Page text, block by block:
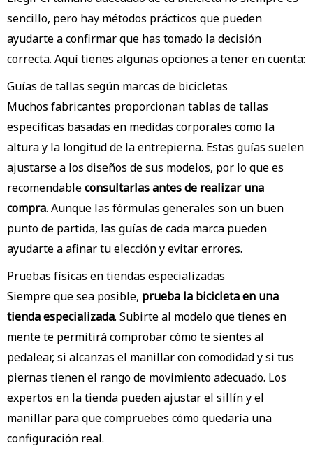
sencillo, pero hay métodos prácticos que pueden
ayudarte a confirmar que has tomado la decisión
correcta. Aquí tienes algunas opciones a tener en cuenta:
Guías de tallas según marcas de bicicletas
Muchos fabricantes proporcionan tablas de tallas
específicas basadas en medidas corporales como la
altura y la longitud de la entrepierna. Estas guías suelen
ajustarse a los diseños de sus modelos, por lo que es
recomendableconsultarlas antes de realizar una
compra. Aunque las fórmulas generales son un buen
punto de partida, las guías de cada marca pueden
ayudarte a afinar tu elección y evitar errores.
Pruebas físicas en tiendas especializadas
Siempre que sea posible, prueba la bicicleta en una
tienda especializada. Subirte al modelo que tienes en
mente te permitirá comprobar cómo te sientes al
pedalear, si alcanzas el manillar con comodidad y si tus
piernas tienen el rango de movimiento adecuado. Los
expertos en la tienda pueden ajustar el sillín y el
manillar para que compruebes cómo quedaría una
configuración real.